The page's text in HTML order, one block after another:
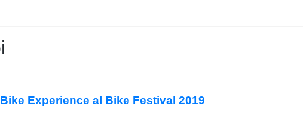
Experience al Bike Festival 2019